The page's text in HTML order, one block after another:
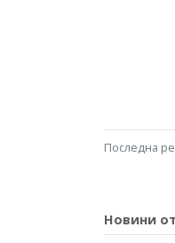
Последна
Новини